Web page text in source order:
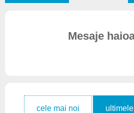
Mesaje
cele mai noi